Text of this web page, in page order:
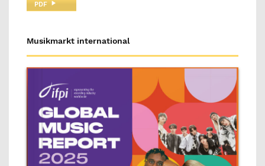
PDF
Musikmarkt international